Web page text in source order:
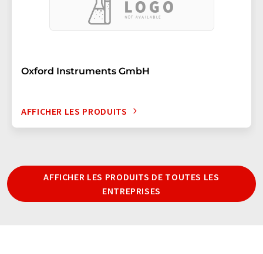
Oxford Instruments GmbH
AFFICHER LES PRODUITS
AFFICHER LES PRODUITS DE TOUTES LES
ENTREPRISES